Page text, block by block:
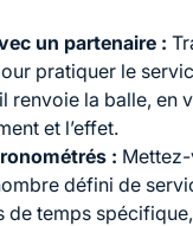
un partenaire :
pratiquer le
renvoie la balle, en
et l’effet.
:
défini de
de temps